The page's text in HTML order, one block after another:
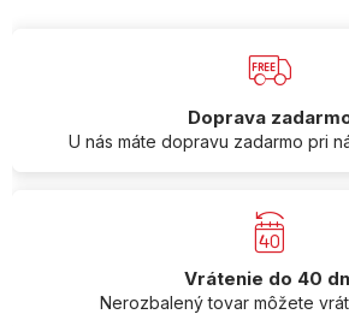
Doprava
U nás máte dopravu zadarmo pri
Vrátenie do 40
Nerozbalený tovar môžete